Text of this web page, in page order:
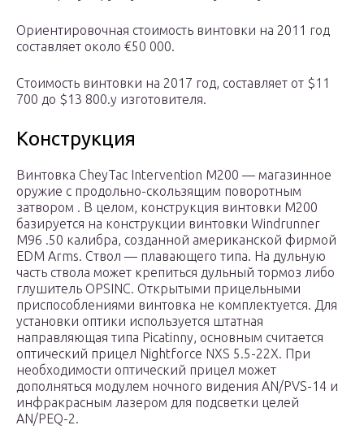
Ориентировочная стоимость винтовки на 2011 год
составляет около €50 000.
Cтоимость винтовки на 2017 год, составляет от $11
700 до $13 800.у изготовителя.
Конструкция
Винтовка CheyTac Intervention M200 — магазинное
оружие с продольно-скользящим поворотным
затвором . В целом, конструкция винтовки М200
базируется на конструкции винтовки Windrunner
M96 .50 калибра, созданной американской фирмой
EDM Arms. Ствол — плавающего типа. На дульную
часть ствола может крепиться дульный тормоз либо
глушитель OPSINC. Открытыми прицельными
приспособлениями винтовка не комплектуется. Для
установки оптики используется штатная
направляющая типа Picatinny, основным считается
оптический прицел Nightforce NXS 5.5-22X. При
необходимости оптический прицел может
дополняться модулем ночного видения AN/PVS-14 и
инфракрасным лазером для подсветки целей
AN/PEQ-2.